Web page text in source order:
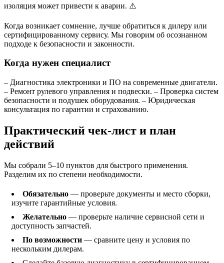
изоляция может привести к аварии. ⚠️
Когда возникает сомнение, лучше обратиться к дилеру или
сертифицированному сервису. Мы говорим об осознанном
подходе к безопасности и законности.
Когда нужен специалист
– Диагностика электроники и ПО на современные двигатели.
– Ремонт рулевого управления и подвески. – Проверка систем
безопасности и подушек оборудования. – Юридическая
консультация по гарантии и страхованию.
Практический чек-лист и план
действий
Мы собрали 5–10 пунктов для быстрого применения.
Разделим их по степени необходимости.
Обязательно — проверьте документы и место сборки,
изучите гарантийные условия.
Желательно — проверьте наличие сервисной сети и
доступность запчастей.
По возможности — сравните цену и условия по
нескольким дилерам.